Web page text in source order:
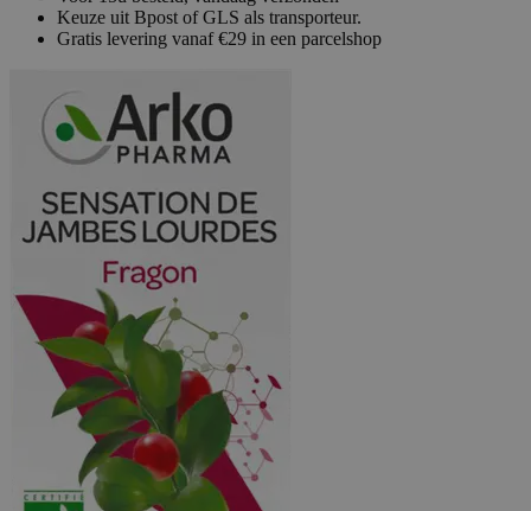
Keuze uit Bpost of GLS als transporteur.
Gratis levering vanaf €29 in een parcelshop